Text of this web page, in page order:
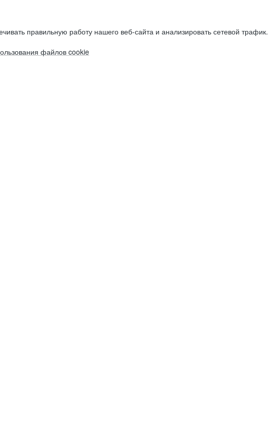
правильную работу нашего веб-сайта и анализировать сетевой трафик.
файлов cookie